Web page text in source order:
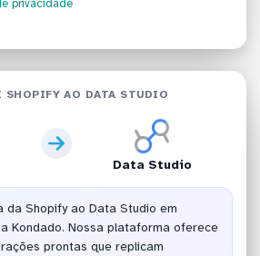
privacidade
SHOPIFY AO DATA STUDIO
Data Studio
da Shopify ao Data Studio em
Kondado. Nossa plataforma oferece
prontas que replicam